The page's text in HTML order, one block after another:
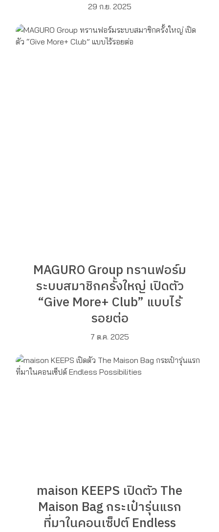
29 ก.ย. 2025
MAGURO Group ทรานฟอร์ม
ระบบสมาชิกครั้งใหญ่ เปิดตัว
“Give More+ Club” แบบไร้
รอยต่อ
7 ต.ค. 2025
maison KEEPS เปิดตัว The
Maison Bag กระเป๋ารุ่นแรก
ที่มาในคอนเซ็ปต์ Endless